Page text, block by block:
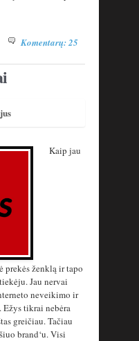
Komentarų: 25
Kaip jau
prekės ženklą ir tapo
Jau nervai
neveikimo ir
tikrai nebėra
greičiau. Tačiau
brand‘u. Visi